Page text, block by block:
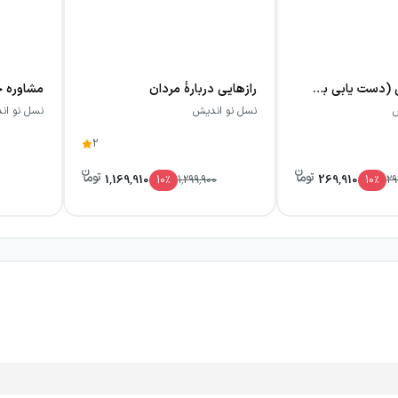
آقایان
راه دهید؟
اعتماد به نفس (دست یابی به آن و زندگی با آن)
10٪ 269,910
رازهایی دربارهٔ مردان
نسل نو اندیش
2
1,299,900
10٪ 1,169,910
نسل نو